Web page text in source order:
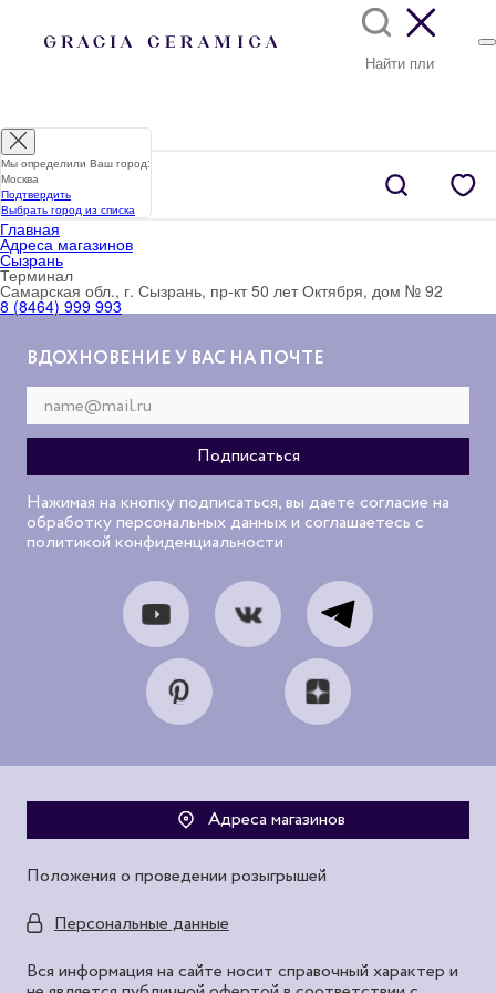
Главная
Адреса магазинов
Сызрань
Терминал
Самарская обл., г. Сызрань, пр-кт 50 лет Октября, дом № 92
8 (8464) 999 993
ВДОХНОВЕНИЕ У ВАС НА ПОЧТЕ
Нажимая на кнопку подписаться, вы даете согласие на
обработку персональных данных и соглашаетесь с
политикой конфиденциальности
Адреса магазинов
Положения о проведении розыгрышей
Персональные данные
Вся информация на сайте носит справочный характер и
Мы определили Ваш город:
Москва
Подтвердить
Выбрать город из списка